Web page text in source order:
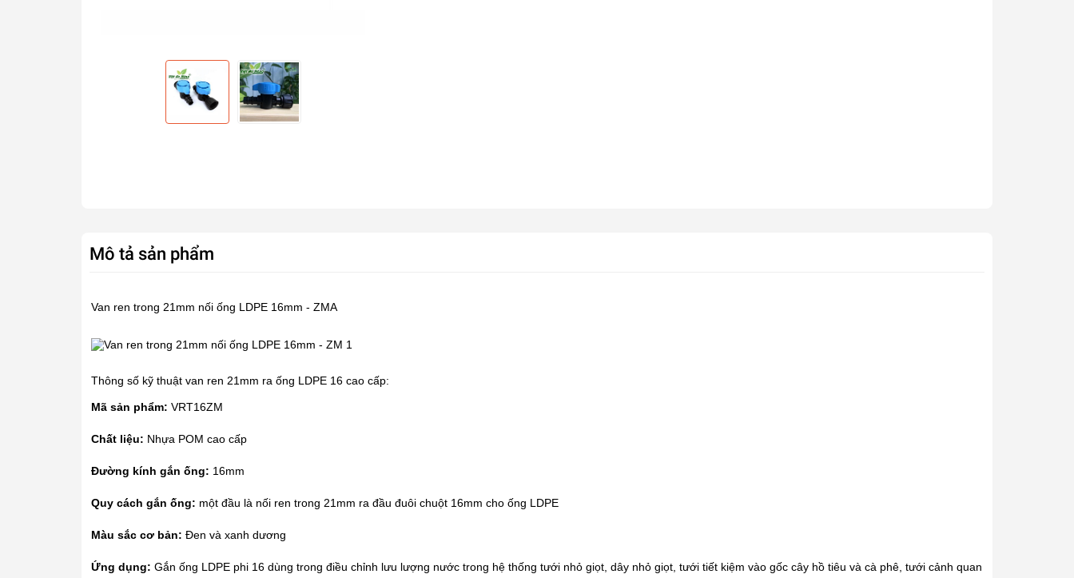
Mô tả sản phẩm
Van ren trong 21mm nối ống LDPE 16mm - ZMA
Thông số kỹ thuật van ren 21mm ra ống LDPE 16 cao cấp:
Mã sản phẩm: VRT16ZM
Chất liệu: Nhựa POM cao cấp
Đường kính gắn ống: 16mm
Quy cách gắn ống: một đầu là nối ren trong 21mm ra đầu đuôi chuột 16mm cho ống LDPE
Màu sắc cơ bản: Đen và xanh dương
Ứng dụng: Gắn ống LDPE phi 16 dùng trong điều chỉnh lưu lượng nước trong hệ thống tưới nhỏ giọt , dây nhỏ giọt, tưới tiết kiệm vào gốc cây hồ tiêu và cà phê, tưới cảnh quan